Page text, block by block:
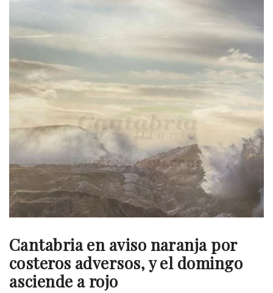
Cantabria en aviso naranja por
costeros adversos, y el domingo
asciende a rojo